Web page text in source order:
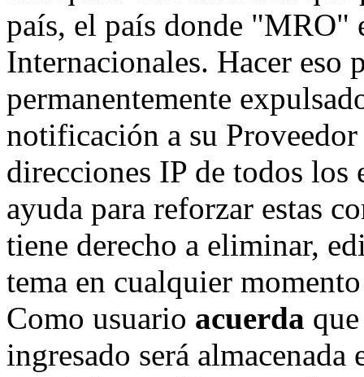
país, el país donde "MRO"
Internacionales. Hacer eso
permanentemente
notificación a su
direcciones IP de todos los
ayuda para reforzar estas
tiene derecho a eliminar,
tema en cualquier
Como usuario acuerda
ingresado será almacenada